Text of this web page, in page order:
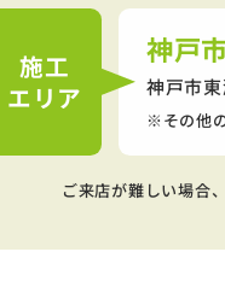
施工
エリア
神戸
神戸市
その他
ご来店が難しい場合